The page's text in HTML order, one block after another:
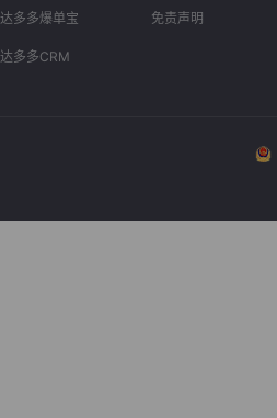
达多多爆单宝
达多多CRM
免责声明